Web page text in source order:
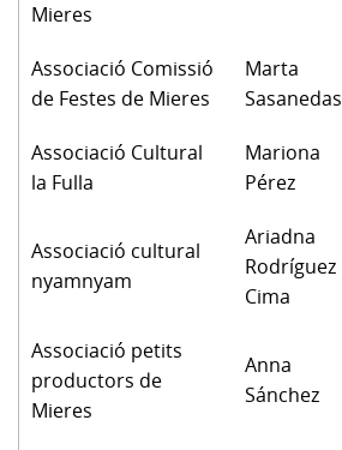
Mieres
Associació Comissió
de Festes de Mieres
Marta
Sasanedas
Associació Cultural
la Fulla
Mariona
Pérez
Associació cultural
nyamnyam
Ariadna
Rodríguez
Cima
Associació petits
productors de
Mieres
Anna
Sánchez